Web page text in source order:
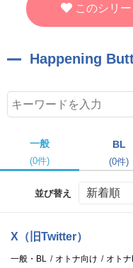
このシリ
Happening
一般
(0件)
BL
(0件)
並び替え
X（旧Twitter）
一般・BL オトナ向け オト